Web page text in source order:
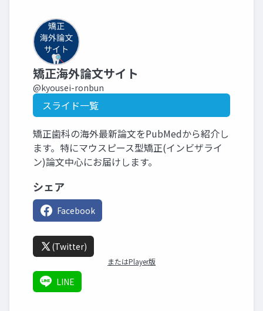
矯正海外論文サイト
@kyousei-ronbun
スライド一覧
矯正歯科の海外最新論文をPubMedから紹介し
ます。特にマウスピース型矯正(インビザライ
ン)論文中心にお届けします。
シェア
Facebook
(Twitter)
またはPlayer版
LINE